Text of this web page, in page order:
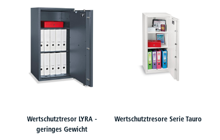
Wertschutztresor LYRA -
geringes Gewicht
Wertschutztresore Serie Tauro